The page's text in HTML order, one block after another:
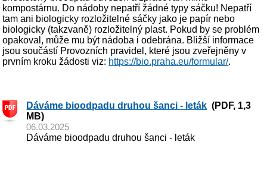
kompostárnu. Do nádoby nepatří žádné typy sáčku! Nepatří
tam ani biologicky rozložitelné sáčky jako je papír nebo
biologicky (takzvaně) rozložitelný plast. Pokud by se problém
opakoval, může mu být nádoba i odebrána. Bližší informace
jsou součástí Provozních pravidel, které jsou zveřejněny v
prvním kroku žádosti viz: https://bio.praha.eu/formular/.
Dáváme bioodpadu druhou šanci - leták (PDF, 1,3
MB)
06.03.2025
Dáváme bioodpadu druhou šanci - leták